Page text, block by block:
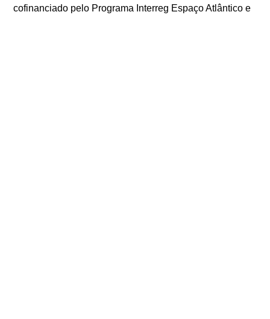
cofinanciado pelo Programa Interreg Espaço Atlântico e